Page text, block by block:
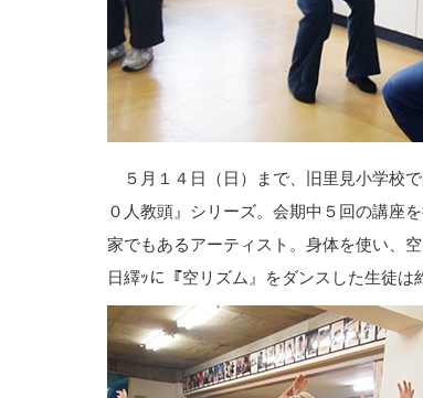
５月１４日（日）まで、旧里見小学校
０人教頭』シリーズ。会期中５回の講座
家でもあるアーティスト。身体を使い、
日繹ｯに『空リズム』をダンスした生徒は